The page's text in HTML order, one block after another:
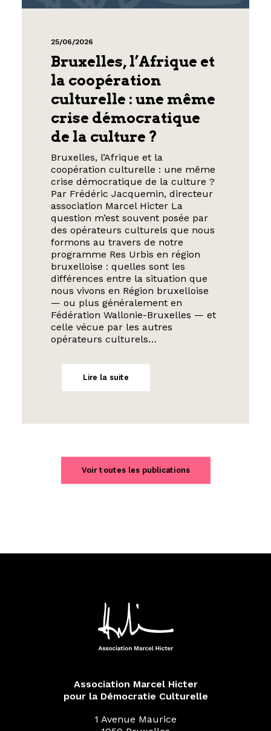
25/06/2026
Bruxelles, l’Afrique et
la coopération
culturelle : une même
crise démocratique
de la culture ?
Bruxelles, l’Afrique et la
coopération culturelle : une même
crise démocratique de la culture ?
Par Frédéric Jacquemin, directeur
association Marcel Hicter La
question m’est souvent posée par
des opérateurs culturels que nous
formons au travers de notre
programme Res Urbis en région
bruxelloise : quelles sont les
différences entre la situation que
nous vivons en Région bruxelloise
— ou plus généralement en
Fédération Wallonie-Bruxelles — et
celle vécue par les autres
opérateurs culturels…
Lire la suite
Voir toutes les publications
Association Marcel Hicter
pour la Démocratie Culturelle
1 Avenue Maurice